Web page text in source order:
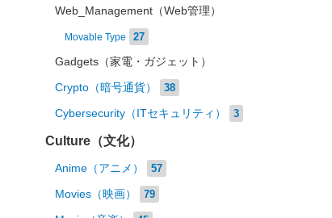
Web_Management（Web管理）
Movable Type 27
Gadgets（家電・ガジェット）
Crypto（暗号通貨） 38
Cybersecurity（ITセキュリティ） 3
Culture（文化）
Anime（アニメ） 57
Movies（映画） 79